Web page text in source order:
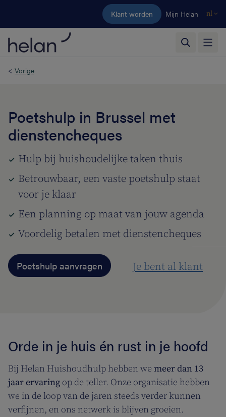
Ga naar de hoofdinhoud
Klant worden Mijn Helan nl
< Vorige
Poetshulp in Brussel met
dienstencheques
Hulp bij huishoudelijke taken thuis
Betrouwbaar, een vaste poetshulp staat
voor je klaar
Een planning op maat van jouw agenda
Voordelig betalen met dienstencheques
Poetshulp aanvragen Je bent al klant
Orde in je huis én rust in je hoofd
Bij Helan Huishoudhulp hebben we meer dan 13
jaar ervaring op de teller. Onze organisatie hebben
we in de loop van de jaren steeds verder kunnen
verfijnen, en ons netwerk is blijven groeien.